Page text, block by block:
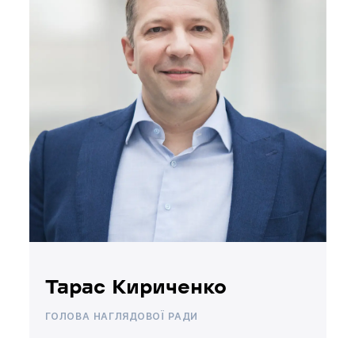
Тарас Кириченко
ГОЛОВА НАГЛЯДОВОЇ РАДИ